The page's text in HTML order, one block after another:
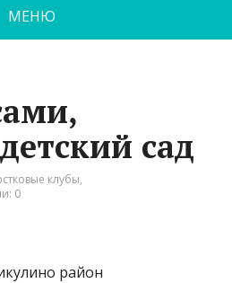
МЕНЮ
сад
клубы,
0
район